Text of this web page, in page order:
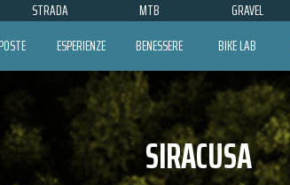
STRADA MTB GRAVEL
ESPERIENZE BENESSERE BIKE LAB
SIRACUSA